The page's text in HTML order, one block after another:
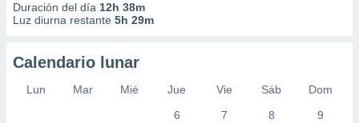
Duración del día 12h 38m
Luz diurna restante 5h 29m
Calendario lunar
Lun Mar Mié Jue Vie Sáb
Dom
6
7 8 9